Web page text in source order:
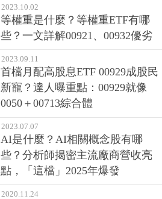
2023.10.02
等權重是什麼？等權重ETF有哪
些？一文詳解00921、00932優劣
2023.09.11
首檔月配高股息ETF 00929成股民
新寵？達人曝重點：00929就像
0050＋00713綜合體
2023.07.07
AI是什麼？AI相關概念股有哪
些？分析師揭密主流廠商營收亮
點，「這檔」2025年爆發
2020.11.24